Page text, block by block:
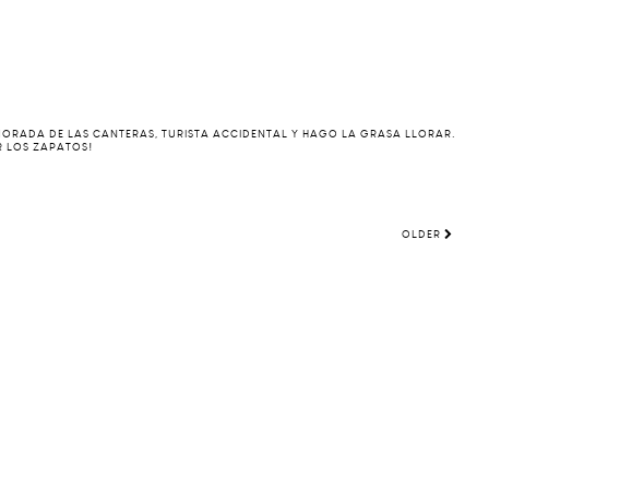
DE LAS CANTERAS, TURISTA ACCIDENTAL Y HAGO LA GRASA LLORAR.
LOS ZAPATOS!
OLDER